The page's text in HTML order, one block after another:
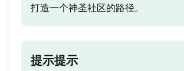
打造一个神圣社区的路径。
提示提示